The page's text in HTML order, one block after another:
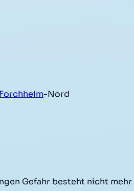
Forchheim-Nord
Gefahr besteht nicht mehr